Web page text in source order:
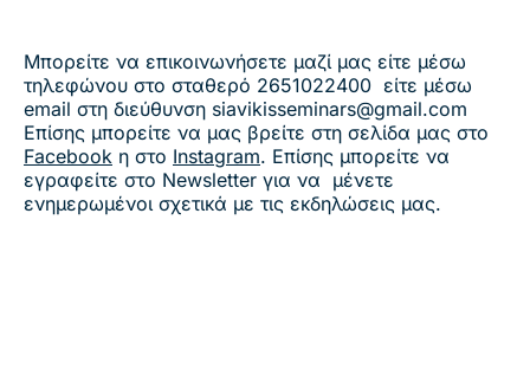
Μπορείτε να επικοινωνήσετε μαζί μας είτε μέσω
τηλεφώνου στο σταθερό 2651022400 είτε μέσω
email στη διεύθυνση siavikisseminars@gmail.com
Επίσης μπορείτε να μας βρείτε στη σελίδα μας στο
Facebook η στο Instagram. Επίσης μπορείτε να
εγραφείτε στο Newsletter για να μένετε
ενημερωμένοι σχετικά με τις εκδηλώσεις μας.